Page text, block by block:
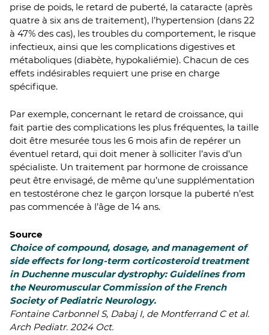
prise de poids, le retard de puberté, la cataracte (après
quatre à six ans de traitement), l’hypertension (dans 22
à 47% des cas), les troubles du comportement, le risque
infectieux, ainsi que les complications digestives et
métaboliques (diabète, hypokaliémie). Chacun de ces
effets indésirables requiert une prise en charge
spécifique.
Par exemple, concernant le retard de croissance, qui
fait partie des complications les plus fréquentes, la taille
doit être mesurée tous les 6 mois afin de repérer un
éventuel retard, qui doit mener à solliciter l’avis d’un
spécialiste. Un traitement par hormone de croissance
peut être envisagé, de même qu’une supplémentation
en testostérone chez le garçon lorsque la puberté n’est
pas commencée à l’âge de 14 ans.
Source
Choice of compound, dosage, and management of
side effects for long-term corticosteroid treatment
in Duchenne muscular dystrophy: Guidelines from
the Neuromuscular Commission of the French
Society of Pediatric Neurology.
Fontaine Carbonnel S, Dabaj I, de Montferrand C et al.
Arch Pediatr. 2024 Oct.